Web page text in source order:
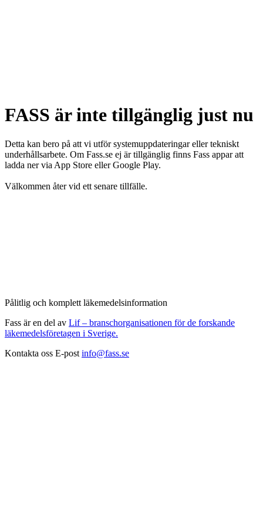
FASS är inte tillgänglig just nu
Detta kan bero på att vi utför systemuppdateringar eller tekniskt
underhållsarbete. Om Fass.se ej är tillgänglig finns Fass appar att
ladda ner via App Store eller Google Play.
Välkommen åter vid ett senare tillfälle.
Pålitlig och komplett läkemedelsinformation
Fass är en del av Lif – branschorganisationen för de forskande
läkemedelsföretagen i Sverige.
Kontakta oss E-post info@fass.se